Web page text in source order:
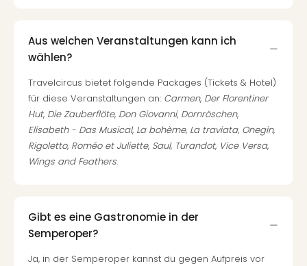
Aus welchen Veranstaltungen kann ich
wählen?
Travelcircus bietet folgende Packages (Tickets & Hotel)
für diese Veranstaltungen an: Carmen, Der Florentiner
Hut, Die Zauberflöte, Don Giovanni, Dornröschen,
Elisabeth - Das Musical, La bohème, La traviata, Onegin,
Rigoletto, Roméo et Juliette, Saul, Turandot, Vice Versa,
Wings and Feathers.
Gibt es eine Gastronomie in der
Semperoper?
Ja, in der Semperoper kannst du gegen Aufpreis vor